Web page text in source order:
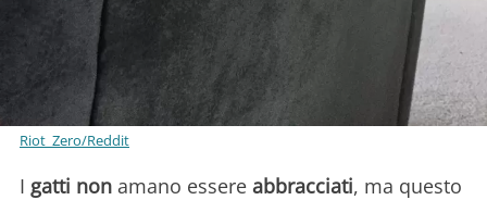
Riot_Zero/Reddit
I gatti non amano essere abbracciati, ma questo